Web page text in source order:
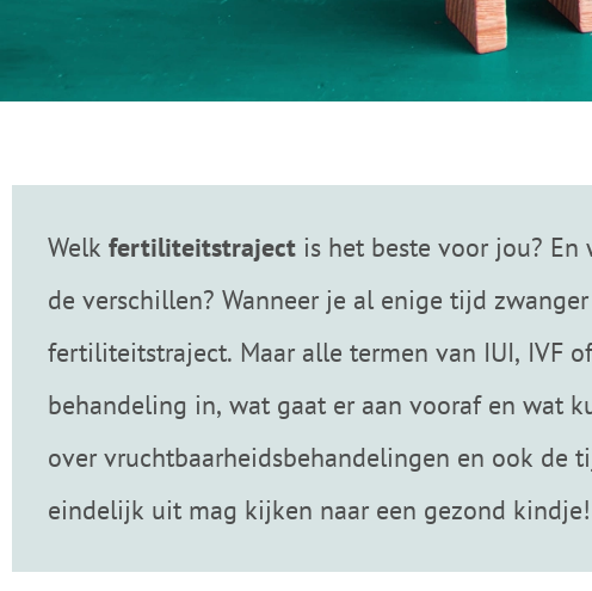
Welk fertiliteitstraject is het beste voor jou? En
de verschillen? Wanneer je al enige tijd
fertiliteitstraject. Maar alle termen van IUI, IVF
behandeling in, wat gaat er aan vooraf en wat
over vruchtbaarheidsbehandelingen en ook de
eindelijk uit mag kijken naar een gezond